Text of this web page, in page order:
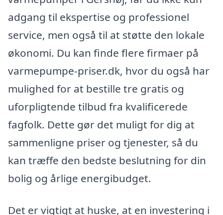
adgang til ekspertise og professionel
service, men også til at støtte den lokale
økonomi. Du kan finde flere firmaer på
varmepumpe-priser.dk, hvor du også har
mulighed for at bestille tre gratis og
uforpligtende tilbud fra kvalificerede
fagfolk. Dette gør det muligt for dig at
sammenligne priser og tjenester, så du
kan træffe den bedste beslutning for din
bolig og årlige energibudget.
Det er vigtigt at huske, at en investering i